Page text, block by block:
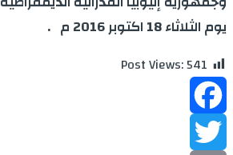
يوم الثلاثاء 18 اكتوبر 2016 م
.
Post Views:541
Facebook